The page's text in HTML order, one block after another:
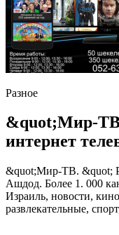
Разное
&quot;Мир-
интернет
&quot;Мир-ТВ. &quot;
Ашдод. Более 1. 000
Израиль, новости,
развлекательные,